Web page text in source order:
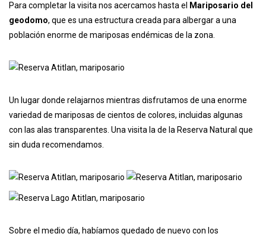
Para completar la visita nos acercamos hasta el Mariposario del
geodomo, que es una estructura creada para albergar a una
población enorme de mariposas endémicas de la zona.
Un lugar donde relajarnos mientras disfrutamos de una enorme
variedad de mariposas de cientos de colores, incluidas algunas
con las alas transparentes. Una visita la de la Reserva Natural que
sin duda recomendamos.
Sobre el medio día, habíamos quedado de nuevo con los